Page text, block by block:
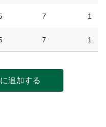
7 1
7 1
追加する